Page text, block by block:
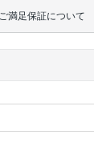
ご満足保証について